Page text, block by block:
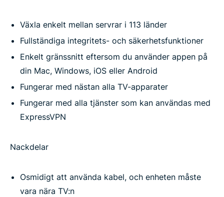
Växla enkelt mellan servrar i 113 länder
Fullständiga integritets- och säkerhetsfunktioner
Enkelt gränssnitt eftersom du använder appen på
din Mac, Windows, iOS eller Android
Fungerar med nästan alla TV-apparater
Fungerar med alla tjänster som kan användas med
ExpressVPN
Nackdelar
Osmidigt att använda kabel, och enheten måste
vara nära TV:n